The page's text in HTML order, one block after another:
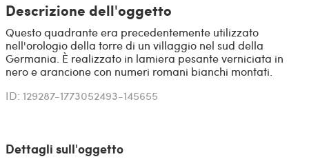
Descrizione dell'oggetto
Questo quadrante era precedentemente utilizzato
nell'orologio della torre di un villaggio nel sud della
Germania. È realizzato in lamiera pesante verniciata in
nero e arancione con numeri romani bianchi montati.
ID: 129287-1773052493-145655
Dettagli sull'oggetto